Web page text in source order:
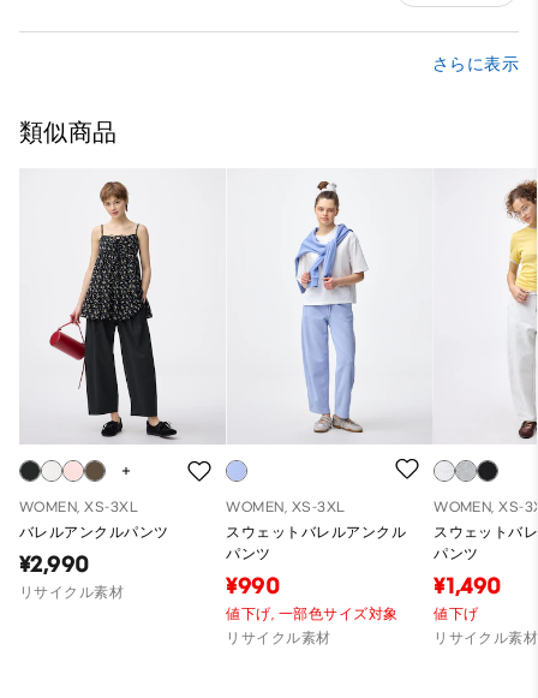
さらに表示
類似商品
WOMEN, XS-3XL
バレルアンクルパンツ
¥2,990
リサイクル素材
WOMEN, XS-3XL
スウェットバレルアンクル
パンツ
¥990
値下げ, 一部色サイズ対象
リサイクル素材
WOMEN, XS-
スウェットバ
パンツ
¥1,490
値下げ
リサイクル素材